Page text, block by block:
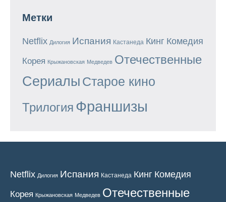
Метки
Netflix Дилогия Испания Кастанеда Кинг Комедия
Корея Крыжановская Медведев Отечественные
Сериалы Старое кино
Трилогия Франшизы
Netflix Дилогия Испания Кастанеда Кинг Комедия
Корея Крыжановская Медведев Отечественные